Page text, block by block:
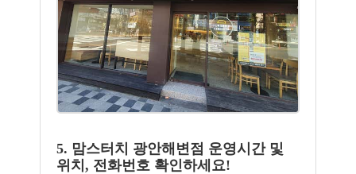
5. 맘스터치 광안해변점 운영시간 및
위치, 전화번호 확인하세요!